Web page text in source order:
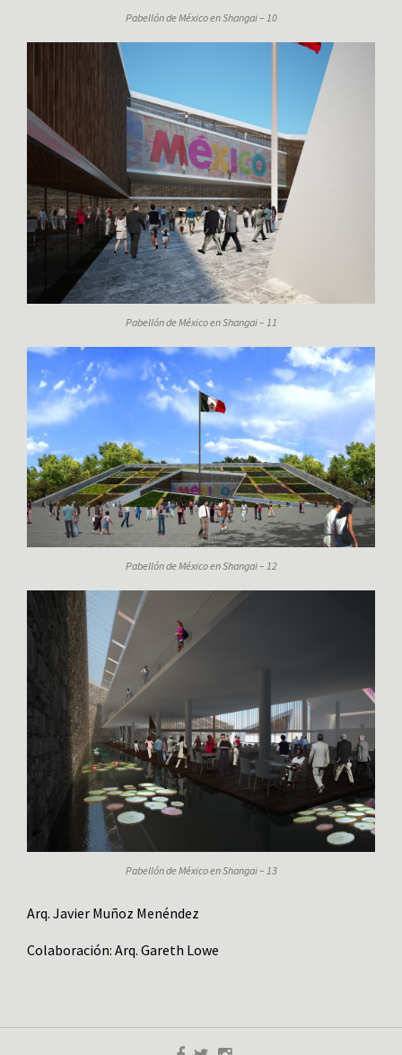
Pabellón de México en Shangai – 10
Pabellón de México en Shangai – 11
Pabellón de México en Shangai – 12
Pabellón de México en Shangai – 13
Arq. Javier Muñoz Menéndez
Colaboración: Arq. Gareth Lowe